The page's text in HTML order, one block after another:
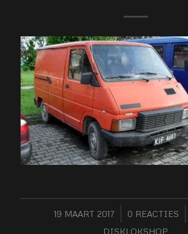
19 MAART 2017
/ 0 REACTIES
/
DISKLOKSHOP